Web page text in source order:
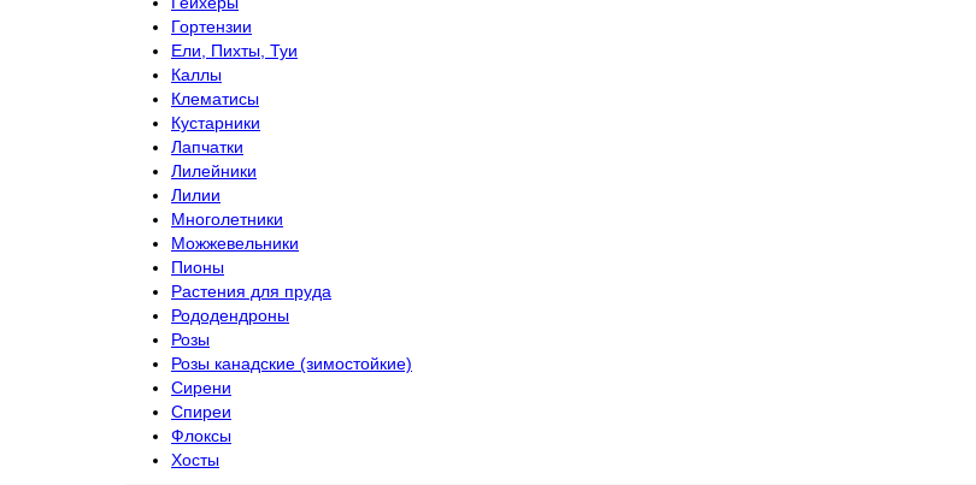
Гортензии
Ели, Пихты, Туи
Каллы
Клематисы
Кустарники
Лапчатки
Лилейники
Лилии
Многолетники
Можжевельники
Пионы
Растения для пруда
Рододендроны
Розы
Розы канадские (зимостойкие)
Сирени
Спиреи
Флоксы
Хосты